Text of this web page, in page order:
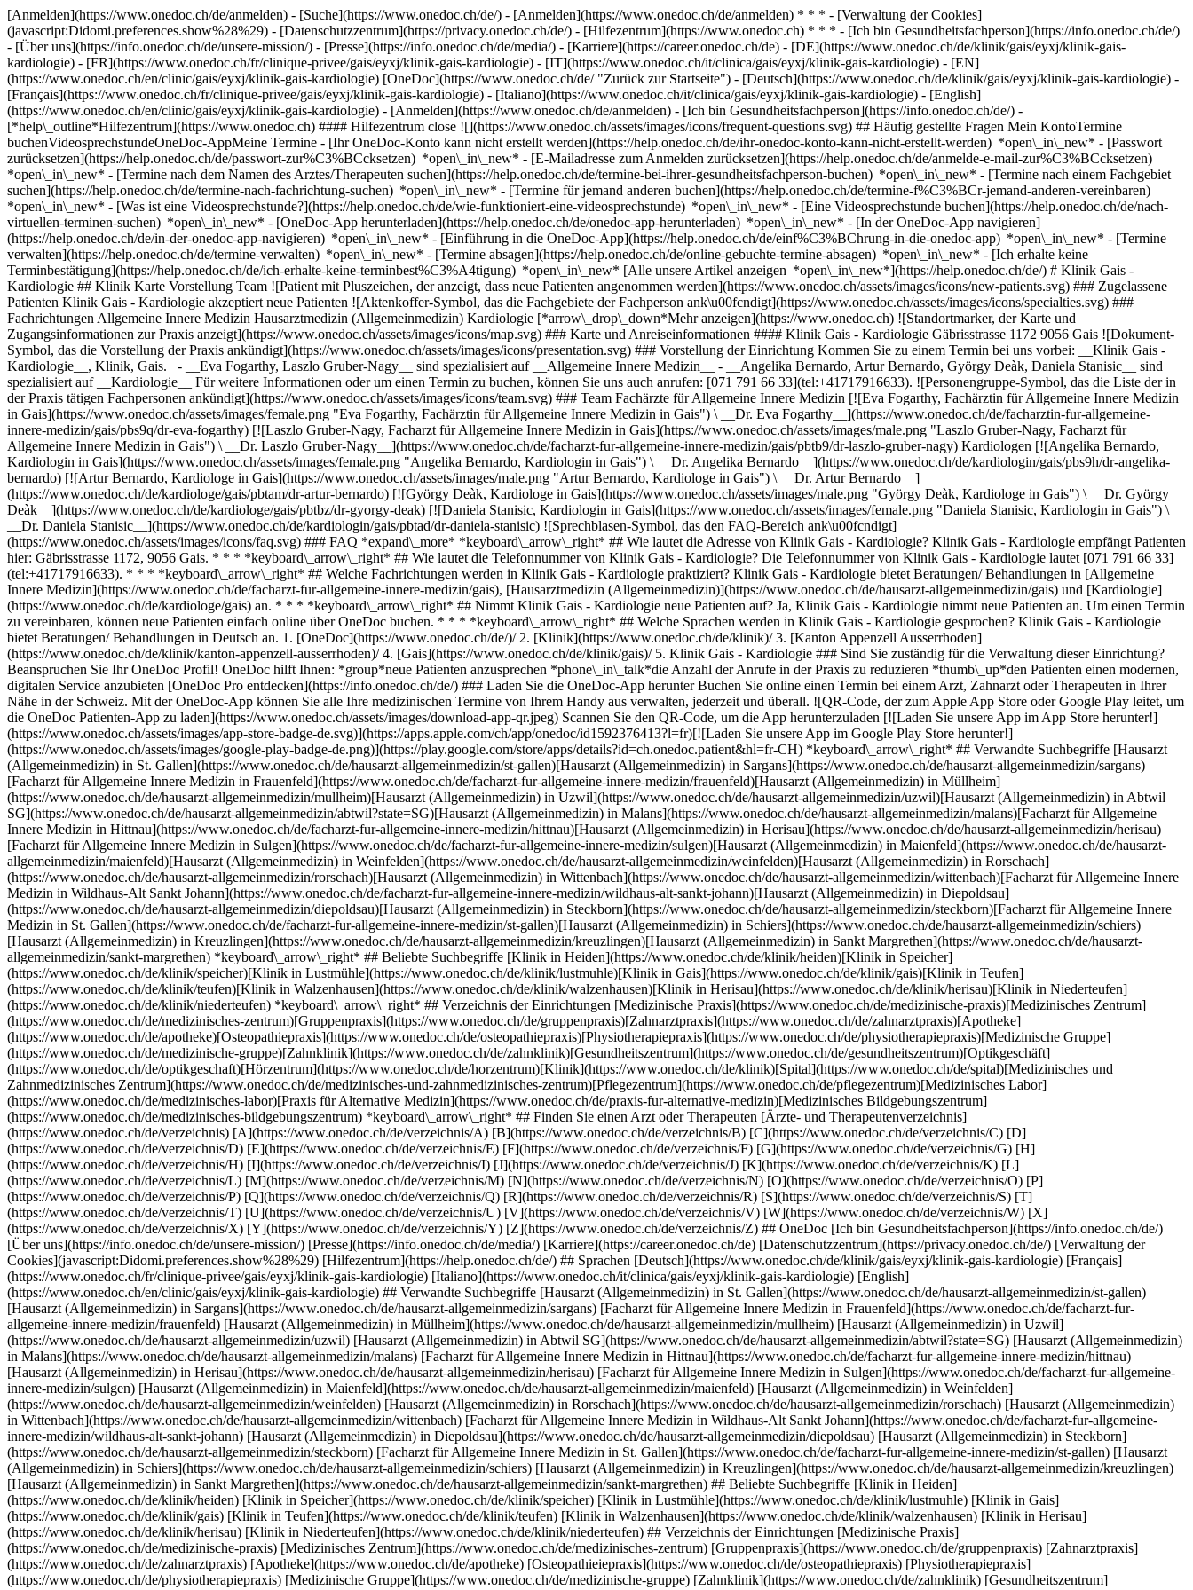
[Anmelden](https://www.onedoc.ch/de/anmelden) - [Suche](https://www.onedoc.ch/de/) - [Anmelden](https://www.onedoc.ch/de/anmelden) * * * - [Verwaltung der Cookies]
(javascript:Didomi.preferences.show%28%29) - [Datenschutzzentrum](https://privacy.onedoc.ch/de/) - [Hilfezentrum](https://www.onedoc.ch) * * * - [Ich bin Gesundheitsfachperson](https://info.onedoc.ch/de/)
- [Über uns](https://info.onedoc.ch/de/unsere-mission/) - [Presse](https://info.onedoc.ch/de/media/) - [Karriere](https://career.onedoc.ch/de) - [DE](https://www.onedoc.ch/de/klinik/gais/eyxj/klinik-gais-
kardiologie) - [FR](https://www.onedoc.ch/fr/clinique-privee/gais/eyxj/klinik-gais-kardiologie) - [IT](https://www.onedoc.ch/it/clinica/gais/eyxj/klinik-gais-kardiologie) - [EN]
(https://www.onedoc.ch/en/clinic/gais/eyxj/klinik-gais-kardiologie) [OneDoc](https://www.onedoc.ch/de/ "Zurück zur Startseite") - [Deutsch](https://www.onedoc.ch/de/klinik/gais/eyxj/klinik-gais-kardiologie) -
[Français](https://www.onedoc.ch/fr/clinique-privee/gais/eyxj/klinik-gais-kardiologie) - [Italiano](https://www.onedoc.ch/it/clinica/gais/eyxj/klinik-gais-kardiologie) - [English]
(https://www.onedoc.ch/en/clinic/gais/eyxj/klinik-gais-kardiologie) - [Anmelden](https://www.onedoc.ch/de/anmelden) - [Ich bin Gesundheitsfachperson](https://info.onedoc.ch/de/) -
[*help\_outline*Hilfezentrum](https://www.onedoc.ch) #### Hilfezentrum close ![](https://www.onedoc.ch/assets/images/icons/frequent-questions.svg) ## Häufig gestellte Fragen Mein KontoTermine
buchenVideosprechstundeOneDoc-AppMeine Termine - [Ihr OneDoc-Konto kann nicht erstellt werden](https://help.onedoc.ch/de/ihr-onedoc-konto-kann-nicht-erstellt-werden) *open\_in\_new* - [Passwort
zurücksetzen](https://help.onedoc.ch/de/passwort-zur%C3%BCcksetzen) *open\_in\_new* - [E-Mailadresse zum Anmelden zurücksetzen](https://help.onedoc.ch/de/anmelde-e-mail-zur%C3%BCcksetzen)
*open\_in\_new* - [Termine nach dem Namen des Arztes/Therapeuten suchen](https://help.onedoc.ch/de/termine-bei-ihrer-gesundheitsfachperson-buchen) *open\_in\_new* - [Termine nach einem Fachgebiet
suchen](https://help.onedoc.ch/de/termine-nach-fachrichtung-suchen) *open\_in\_new* - [Termine für jemand anderen buchen](https://help.onedoc.ch/de/termine-f%C3%BCr-jemand-anderen-vereinbaren)
*open\_in\_new* - [Was ist eine Videosprechstunde?](https://help.onedoc.ch/de/wie-funktioniert-eine-videosprechstunde) *open\_in\_new* - [Eine Videosprechstunde buchen](https://help.onedoc.ch/de/nach-
virtuellen-terminen-suchen) *open\_in\_new* - [OneDoc-App herunterladen](https://help.onedoc.ch/de/onedoc-app-herunterladen) *open\_in\_new* - [In der OneDoc-App navigieren]
(https://help.onedoc.ch/de/in-der-onedoc-app-navigieren) *open\_in\_new* - [Einführung in die OneDoc-App](https://help.onedoc.ch/de/einf%C3%BChrung-in-die-onedoc-app) *open\_in\_new* - [Termine verwalten](https://help.onedoc.ch/de/termine-verwalten) *open\_in\_new* - [Termine absagen](https://help.onedoc.ch/de/online-gebuchte-termine-absagen) *open\_in\_new* - [Ich erhalte keine Terminbestätigung](https://help.onedoc.ch/de/ich-erhalte-keine-terminbest%C3%A4tigung) *open\_in\_new* [Alle unsere Artikel anzeigen *open\_in\_new*](https://help.onedoc.ch/de/) # Klinik Gais - Kardiologie ## Klinik Karte Vorstellung Team ![Patient mit Pluszeichen, der anzeigt, dass neue Patienten angenommen werden](https://www.onedoc.ch/assets/images/icons/new-patients.svg) ### Zugelassene Patienten Klinik Gais - Kardiologie akzeptiert neue Patienten ![Aktenkoffer-Symbol, das die Fachgebiete der Fachperson ank\u00fcndigt](https://www.onedoc.ch/assets/images/icons/specialties.svg) ### Fachrichtungen Allgemeine Innere Medizin Hausarztmedizin (Allgemeinmedizin) Kardiologie [*arrow\_drop\_down*Mehr anzeigen](https://www.onedoc.ch) ![Standortmarker, der Karte und Zugangsinformationen zur Praxis anzeigt](https://www.onedoc.ch/assets/images/icons/map.svg) ### Karte und Anreiseinformationen #### Klinik Gais - Kardiologie Gäbrisstrasse 1172 9056 Gais ![Dokument-Symbol, das die Vorstellung der Praxis ankündigt](https://www.onedoc.ch/assets/images/icons/presentation.svg) ### Vorstellung der Einrichtung Kommen Sie zu einem Termin bei uns vorbei: __Klinik Gais - Kardiologie__, Klinik, Gais. - __Eva Fogarthy, Laszlo Gruber-Nagy__ sind spezialisiert auf __Allgemeine Innere Medizin__ - __Angelika Bernardo, Artur Bernardo, György Deàk, Daniela Stanisic__ sind spezialisiert auf __Kardiologie__ Für weitere Informationen oder um einen Termin zu buchen, können Sie uns auch anrufen: [071 791 66 33](tel:+41717916633). ![Personengruppe-Symbol, das die Liste der in der Praxis tätigen Fachpersonen ankündigt](https://www.onedoc.ch/assets/images/icons/team.svg) ### Team Fachärzte für Allgemeine Innere Medizin [![Eva Fogarthy, Fachärztin für Allgemeine Innere Medizin in Gais](https://www.onedoc.ch/assets/images/female.png "Eva Fogarthy, Fachärztin für Allgemeine Innere Medizin in Gais") \ __Dr. Eva Fogarthy__](https://www.onedoc.ch/de/facharztin-fur-allgemeine-innere-medizin/gais/pbs9q/dr-eva-fogarthy) [![Laszlo Gruber-Nagy, Facharzt für Allgemeine Innere Medizin in Gais](https://www.onedoc.ch/assets/images/male.png "Laszlo Gruber-Nagy, Facharzt für Allgemeine Innere Medizin in Gais") \ __Dr. Laszlo Gruber-Nagy__](https://www.onedoc.ch/de/facharzt-fur-allgemeine-innere-medizin/gais/pbtb9/dr-laszlo-gruber-nagy) Kardiologen [![Angelika Bernardo, Kardiologin in Gais](https://www.onedoc.ch/assets/images/female.png "Angelika Bernardo, Kardiologin in Gais") \ __Dr. Angelika Bernardo__](https://www.onedoc.ch/de/kardiologin/gais/pbs9h/dr-angelika-bernardo) [![Artur Bernardo, Kardiologe in Gais](https://www.onedoc.ch/assets/images/male.png "Artur Bernardo, Kardiologe in Gais") \ __Dr. Artur Bernardo__](https://www.onedoc.ch/de/kardiologe/gais/pbtam/dr-artur-bernardo) [![György Deàk, Kardiologe in Gais](https://www.onedoc.ch/assets/images/male.png "György Deàk, Kardiologe in Gais") \ __Dr. György Deàk__](https://www.onedoc.ch/de/kardiologe/gais/pbtbz/dr-gyorgy-deak) [![Daniela Stanisic, Kardiologin in Gais](https://www.onedoc.ch/assets/images/female.png "Daniela Stanisic, Kardiologin in Gais") \ __Dr. Daniela Stanisic__](https://www.onedoc.ch/de/kardiologin/gais/pbtad/dr-daniela-stanisic) ![Sprechblasen-Symbol, das den FAQ-Bereich ank\u00fcndigt](https://www.onedoc.ch/assets/images/icons/faq.svg) ### FAQ *expand\_more* *keyboard\_arrow\_right* ## Wie lautet die Adresse von Klinik Gais - Kardiologie? Klinik Gais - Kardiologie empfängt Patienten hier: Gäbrisstrasse 1172, 9056 Gais. * * * *keyboard\_arrow\_right* ## Wie lautet die Telefonnummer von Klinik Gais - Kardiologie? Die Telefonnummer von Klinik Gais - Kardiologie lautet [071 791 66 33](tel:+41717916633). * * * *keyboard\_arrow\_right* ## Welche Fachrichtungen werden in Klinik Gais - Kardiologie praktiziert? Klinik Gais - Kardiologie bietet Beratungen/ Behandlungen in [Allgemeine Innere Medizin](https://www.onedoc.ch/de/facharzt-fur-allgemeine-innere-medizin/gais), [Hausarztmedizin (Allgemeinmedizin)](https://www.onedoc.ch/de/hausarzt-allgemeinmedizin/gais) und [Kardiologie](https://www.onedoc.ch/de/kardiologe/gais) an. * * * *keyboard\_arrow\_right* ## Nimmt Klinik Gais - Kardiologie neue Patienten auf? Ja, Klinik Gais - Kardiologie nimmt neue Patienten an. Um einen Termin zu vereinbaren, können neue Patienten einfach online über OneDoc buchen. * * * *keyboard\_arrow\_right* ## Welche Sprachen werden in Klinik Gais - Kardiologie gesprochen? Klinik Gais - Kardiologie bietet Beratungen/ Behandlungen in Deutsch an. 1. [OneDoc](https://www.onedoc.ch/de/)/ 2. [Klinik](https://www.onedoc.ch/de/klinik)/ 3. [Kanton Appenzell Ausserrhoden](https://www.onedoc.ch/de/klinik/kanton-appenzell-ausserrhoden)/ 4. [Gais](https://www.onedoc.ch/de/klinik/gais)/ 5. Klinik Gais - Kardiologie ### Sind Sie zuständig für die Verwaltung dieser Einrichtung? Beanspruchen Sie Ihr OneDoc Profil! OneDoc hilft Ihnen: *group*neue Patienten anzusprechen *phone\_in\_talk*die Anzahl der Anrufe in der Praxis zu reduzieren *thumb\_up*den Patienten einen modernen, digitalen Service anzubieten [OneDoc Pro entdecken](https://info.onedoc.ch/de/) ### Laden Sie die OneDoc-App herunter Buchen Sie online einen Termin bei einem Arzt, Zahnarzt oder Therapeuten in Ihrer Nähe in der Schweiz. Mit der OneDoc-App können Sie alle Ihre medizinischen Termine von Ihrem Handy aus verwalten, jederzeit und überall. ![QR-Code, der zum Apple App Store oder Google Play leitet, um die OneDoc Patienten-App zu laden](https://www.onedoc.ch/assets/images/download-app-qr.jpeg) Scannen Sie den QR-Code, um die App herunterzuladen [![Laden Sie unsere App im App Store herunter!](https://www.onedoc.ch/assets/images/app-store-badge-de.svg)](https://apps.apple.com/ch/app/onedoc/id1592376413?l=fr)[![Laden Sie unsere App im Google Play Store herunter!](https://www.onedoc.ch/assets/images/google-play-badge-de.png)](https://play.google.com/store/apps/details?id=ch.onedoc.patient&hl=fr-CH) *keyboard\_arrow\_right* ## Verwandte Suchbegriffe [Hausarzt (Allgemeinmedizin) in St. Gallen](https://www.onedoc.ch/de/hausarzt-allgemeinmedizin/st-gallen)[Hausarzt (Allgemeinmedizin) in Sargans](https://www.onedoc.ch/de/hausarzt-allgemeinmedizin/sargans)[Facharzt für Allgemeine Innere Medizin in Frauenfeld](https://www.onedoc.ch/de/facharzt-fur-allgemeine-innere-medizin/frauenfeld)[Hausarzt (Allgemeinmedizin) in Müllheim](https://www.onedoc.ch/de/hausarzt-allgemeinmedizin/mullheim)[Hausarzt (Allgemeinmedizin) in Uzwil](https://www.onedoc.ch/de/hausarzt-allgemeinmedizin/uzwil)[Hausarzt (Allgemeinmedizin) in Abtwil SG](https://www.onedoc.ch/de/hausarzt-allgemeinmedizin/abtwil?state=SG)[Hausarzt (Allgemeinmedizin) in Malans](https://www.onedoc.ch/de/hausarzt-allgemeinmedizin/malans)[Facharzt für Allgemeine Innere Medizin in Hittnau](https://www.onedoc.ch/de/facharzt-fur-allgemeine-innere-medizin/hittnau)[Hausarzt (Allgemeinmedizin) in Herisau](https://www.onedoc.ch/de/hausarzt-allgemeinmedizin/herisau)[Facharzt für Allgemeine Innere Medizin in Sulgen](https://www.onedoc.ch/de/facharzt-fur-allgemeine-innere-medizin/sulgen)[Hausarzt (Allgemeinmedizin) in Maienfeld](https://www.onedoc.ch/de/hausarzt-allgemeinmedizin/maienfeld)[Hausarzt (Allgemeinmedizin) in Weinfelden](https://www.onedoc.ch/de/hausarzt-allgemeinmedizin/weinfelden)[Hausarzt (Allgemeinmedizin) in Rorschach](https://www.onedoc.ch/de/hausarzt-allgemeinmedizin/rorschach)[Hausarzt (Allgemeinmedizin) in Wittenbach](https://www.onedoc.ch/de/hausarzt-allgemeinmedizin/wittenbach)[Facharzt für Allgemeine Innere Medizin in Wildhaus-Alt Sankt Johann](https://www.onedoc.ch/de/facharzt-fur-allgemeine-innere-medizin/wildhaus-alt-sankt-johann)[Hausarzt (Allgemeinmedizin) in Diepoldsau](https://www.onedoc.ch/de/hausarzt-allgemeinmedizin/diepoldsau)[Hausarzt (Allgemeinmedizin) in Steckborn](https://www.onedoc.ch/de/hausarzt-allgemeinmedizin/steckborn)[Facharzt für Allgemeine Innere Medizin in St. Gallen](https://www.onedoc.ch/de/facharzt-fur-allgemeine-innere-medizin/st-gallen)[Hausarzt (Allgemeinmedizin) in Schiers](https://www.onedoc.ch/de/hausarzt-allgemeinmedizin/schiers)[Hausarzt (Allgemeinmedizin) in Kreuzlingen](https://www.onedoc.ch/de/hausarzt-allgemeinmedizin/kreuzlingen)[Hausarzt (Allgemeinmedizin) in Sankt Margrethen](https://www.onedoc.ch/de/hausarzt-allgemeinmedizin/sankt-margrethen) *keyboard\_arrow\_right* ## Beliebte Suchbegriffe [Klinik in Heiden](https://www.onedoc.ch/de/klinik/heiden)[Klinik in Speicher](https://www.onedoc.ch/de/klinik/speicher)[Klinik in Lustmühle](https://www.onedoc.ch/de/klinik/lustmuhle)[Klinik in Gais](https://www.onedoc.ch/de/klinik/gais)[Klinik in Teufen](https://www.onedoc.ch/de/klinik/teufen)[Klinik in Walzenhausen](https://www.onedoc.ch/de/klinik/walzenhausen)[Klinik in Herisau](https://www.onedoc.ch/de/klinik/herisau)[Klinik in Niederteufen](https://www.onedoc.ch/de/klinik/niederteufen) *keyboard\_arrow\_right* ## Verzeichnis der Einrichtungen [Medizinische Praxis](https://www.onedoc.ch/de/medizinische-praxis)[Medizinisches Zentrum](https://www.onedoc.ch/de/medizinisches-zentrum)[Gruppenpraxis](https://www.onedoc.ch/de/gruppenpraxis)[Zahnarztpraxis](https://www.onedoc.ch/de/zahnarztpraxis)[Apotheke](https://www.onedoc.ch/de/apotheke)[Osteopathiepraxis](https://www.onedoc.ch/de/osteopathiepraxis)[Physiotherapiepraxis](https://www.onedoc.ch/de/physiotherapiepraxis)[Medizinische Gruppe](https://www.onedoc.ch/de/medizinische-gruppe)[Zahnklinik](https://www.onedoc.ch/de/zahnklinik)[Gesundheitszentrum](https://www.onedoc.ch/de/gesundheitszentrum)[Optikgeschäft](https://www.onedoc.ch/de/optikgeschaft)[Hörzentrum](https://www.onedoc.ch/de/horzentrum)[Klinik](https://www.onedoc.ch/de/klinik)[Spital](https:/